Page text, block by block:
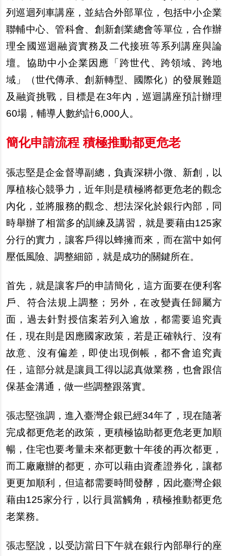
列巡迴列車講座，並結合外部單位，包括中小企業
聯輔中心、管科會、創新創業總會等單位，合作辦
理全國巡迴融資實務及二代接班等系列講座與論
壇。協助中小企業因應「跨世代、跨領域、跨地
域」（世代傳承、創新轉型、國際化）的發展難題
及融資挑戰，目標是在3年內 ，巡迴講座預計辦理
60場，輔導人數約計6,000人。
簡化申請流程 積極推動都更危老
張志堅是企金督導副總，負責深耕小微、新創，以
厚植核心競爭力，近年則是積極將都更危老的觀念
內化，並將服務的觀念、想法深化於銀行內部，同
時舉辦了相當多的訓練及講習，就是要藉由125家
分行的實力，讓客戶得以蜂擁而來，而在當中如何
壓低風險、調整細節，就是成功的關鍵所在。
首先，就是讓客戶的申請簡化，這方面要在便利客
戶、符合法規上調整； 另外，在改變責任歸屬方
面，過去針對授信案若列入逾放，都需要追究責
任，現在則是因應國家政策，若是正確執行、沒有
故意、沒有偏差，即使出現倒帳，都不會追究責
任，這部分就是讓員工得以認真做業務，也會跟信
保基金溝通，做一些調整跟落實。
張志堅強調，進入臺灣企銀已經34年了，現在隨著
完成都更危老的政策，更積極協助都更危老更加順
暢，住宅也要考量未來都更數十年後的再次都更，
而工廠廠辦的都更，亦可以藉由資產證券化，讓都
更更加順利，但這都需要時間發酵，因此臺灣企銀
藉由125家分行，以行員當觸角，積極推動都更危
老業務。
張志堅說 ，以受訪當日下午就在銀行內部舉行的座